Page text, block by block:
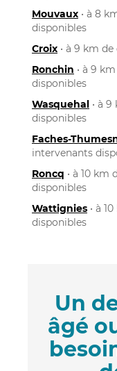
Mouvaux • à 8
disponibles
Croix • à 9 km
Ronchin • à 9
disponibles
Wasquehal • à
disponibles
Faches-
intervenants
Roncq • à 10 km
disponibles
Wattignies • à
disponibles
Un
âgé